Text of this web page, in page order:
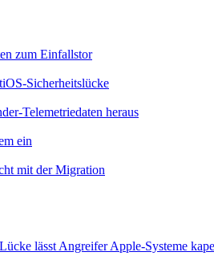
zum Einfallstor
Sicherheitslücke
Telemetriedaten heraus
ein
mit der Migration
lässt Angreifer Apple-Systeme